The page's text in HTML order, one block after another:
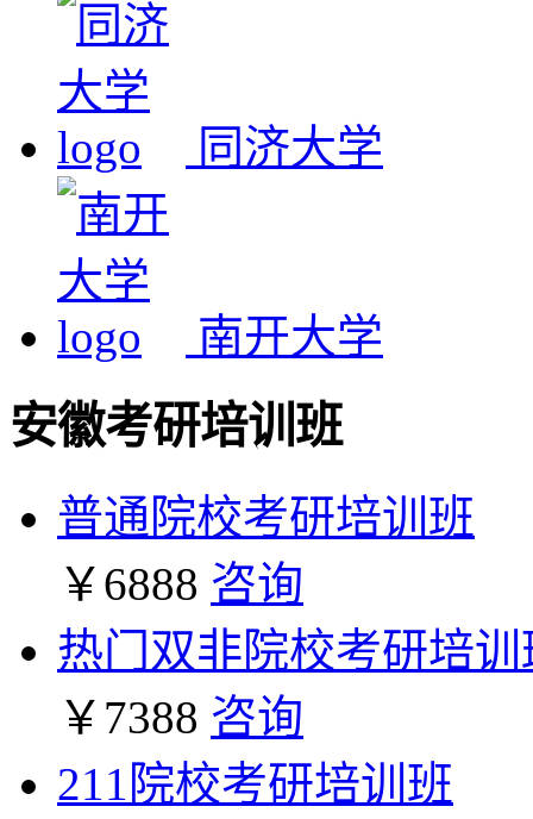
同济大学
南开大学
安徽考研培训班
普通院校考研培训班
￥6888 咨询
热门双非院校考研培训
￥7388 咨询
211院校考研培训班